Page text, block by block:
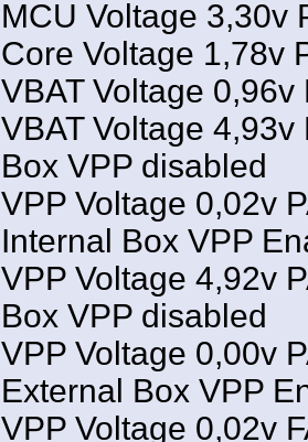
MCU Voltage 3,30v
Core Voltage 1,78v
VBAT Voltage 0,96v
VBAT Voltage 4,93v
Box VPP disabled
VPP Voltage 0,02v
Internal Box VPP
VPP Voltage 4,92v
Box VPP disabled
VPP Voltage 0,00v
External Box VPP
VPP Voltage 0,02v